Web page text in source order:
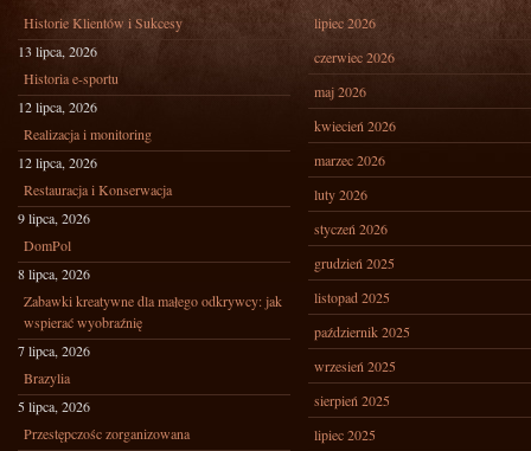
Historie Klientów i Sukcesy
13 lipca, 2026
Historia e-sportu
12 lipca, 2026
Realizacja i monitoring
12 lipca, 2026
Restauracja i Konserwacja
9 lipca, 2026
DomPol
8 lipca, 2026
Zabawki kreatywne dla małego odkrywcy: jak
wspierać wyobraźnię
7 lipca, 2026
Brazylia
5 lipca, 2026
Przestępczośc zorganizowana
lipiec 2026
czerwiec 2026
maj 2026
kwiecień 2026
marzec 2026
luty 2026
styczeń 2026
grudzień 2025
listopad 2025
październik 2025
wrzesień 2025
sierpień 2025
lipiec 2025